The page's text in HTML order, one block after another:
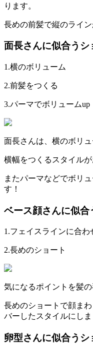
ります。
長めの前髪で縦のライ
面長さんに似合うシ
1.横のボリューム
2.前髪をつくる
3.パーマでボリュームup
面長さんは、横のボリ
横幅をつくるスタイルが
またパーマなどでボリ
す！
ベース顔さんに似合
1.フェイスラインに合わ
2.長めのショート
気になるポイントを髪
長めのショートで顔ま
バーしたスタイルにしま
卵型さんに似合うシ